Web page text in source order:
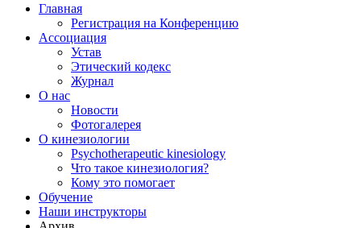
Главная
Регистрация на Конференцию
Ассоциация
Устав
Этический кодекс
Журнал
О нас
Новости
Фотогалерея
О кинезиологии
Psychotherapeutic kinesiology
Что такое кинезиология?
Кому это помогает
Обучение
Наши инструкторы